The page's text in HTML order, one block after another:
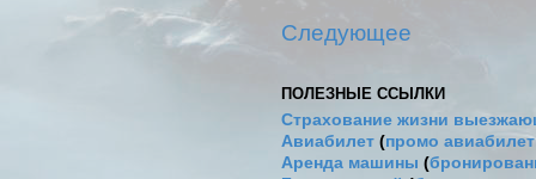
Следующее
ПОЛЕЗНЫЕ ССЫЛКИ
Страхование жизни
Авиабилет (промо
Аренда машины (